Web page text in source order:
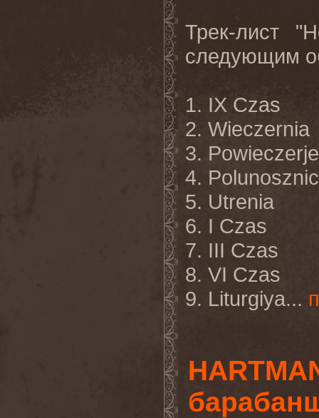
Трек-лист
следующим
1. IX Czas
2. Wieczernia
3. Powieczerje
4.
5. Utrenia
6. I Czas
7. III Czas
8. VI Czas
9. Liturgiya...